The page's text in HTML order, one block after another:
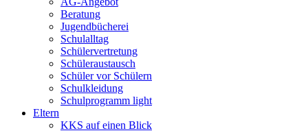
Beratung
Jugendbücherei
Schulalltag
Schülervertretung
Schüleraustausch
Schüler vor Schülern
Schulkleidung
Schulprogramm light
Eltern
KKS auf einen Blick